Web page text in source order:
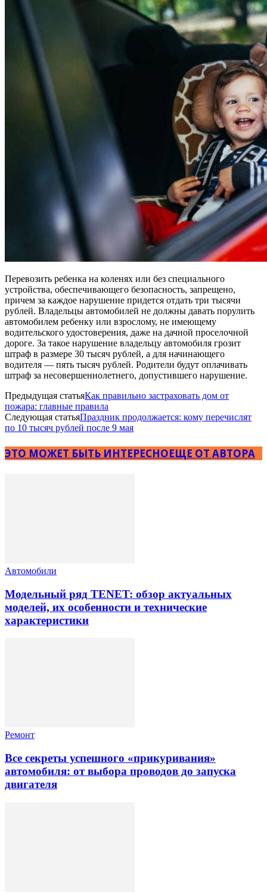
Перевозить ребенка на коленях или без специального
устройства, обеспечивающего безопасность, запрещено,
причем за каждое нарушение придется отдать три тысячи
рублей. Владельцы автомобилей не должны давать порулить
автомобилем ребенку или взрослому, не имеющему
водительского удостоверения, даже на дачной проселочной
дороге. За такое нарушение владельцу автомобиля грозит
штраф в размере 30 тысяч рублей, а для начинающего
водителя — пять тысяч рублей. Родители будут оплачивать
штраф за несовершеннолетнего, допустившего нарушение.
Предыдущая статьяКак правильно застраховать дом от
пожара: главные правила
Следующая статьяПраздник продолжается: кому перечислят
по 10 тысяч рублей после 9 мая
ЭТО МОЖЕТ БЫТЬ ИНТЕРЕСНОЕЩЕ ОТ АВТОРА
Автомобили
Модельный ряд TENET: обзор актуальных
моделей, их особенности и технические
характеристики
Ремонт
Все секреты успешного «прикуривания»
автомобиля: от выбора проводов до запуска
двигателя